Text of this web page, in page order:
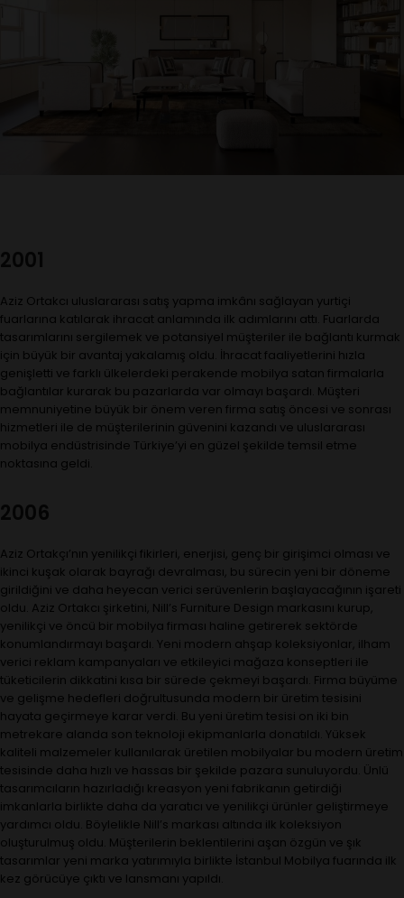
2001
Aziz Ortakcı uluslararası satış yapma imkânı sağlayan yurtiçi
fuarlarına katılarak ihracat anlamında ilk adımlarını attı. Fuarlarda
tasarımlarını sergilemek ve potansiyel müşteriler ile bağlantı kurmak
için büyük bir avantaj yakalamış oldu. İhracat faaliyetlerini hızla
genişletti ve farklı ülkelerdeki perakende mobilya satan firmalarla
bağlantılar kurarak bu pazarlarda var olmayı başardı. Müşteri
memnuniyetine büyük bir önem veren firma satış öncesi ve sonrası
hizmetleri ile de müşterilerinin güvenini kazandı ve uluslararası
mobilya endüstrisinde Türkiye’yi en güzel şekilde temsil etme
noktasına geldi.
2006
Aziz Ortakçı’nın yenilikçi fikirleri, enerjisi, genç bir girişimci olması ve
ikinci kuşak olarak bayrağı devralması, bu sürecin yeni bir döneme
girildiğini ve daha heyecan verici serüvenlerin başlayacağının işareti
oldu. Aziz Ortakcı şirketini, Nill’s Furniture Design markasını kurup,
yenilikçi ve öncü bir mobilya firması haline getirerek sektörde
konumlandırmayı başardı. Yeni modern ahşap koleksiyonlar, ilham
verici reklam kampanyaları ve etkileyici mağaza konseptleri ile
tüketicilerin dikkatini kısa bir sürede çekmeyi başardı. Firma büyüme
ve gelişme hedefleri doğrultusunda modern bir üretim tesisini
hayata geçirmeye karar verdi. Bu yeni üretim tesisi on iki bin
metrekare alanda son teknoloji ekipmanlarla donatıldı. Yüksek
kaliteli malzemeler kullanılarak üretilen mobilyalar bu modern üretim
tesisinde daha hızlı ve hassas bir şekilde pazara sunuluyordu. Ünlü
tasarımcıların hazırladığı kreasyon yeni fabrikanın getirdiği
imkanlarla birlikte daha da yaratıcı ve yenilikçi ürünler geliştirmeye
yardımcı oldu. Böylelikle Nill’s markası altında ilk koleksiyon
oluşturulmuş oldu. Müşterilerin beklentilerini aşan özgün ve şık
tasarımlar yeni marka yatırımıyla birlikte İstanbul Mobilya fuarında ilk
kez görücüye çıktı ve lansmanı yapıldı.